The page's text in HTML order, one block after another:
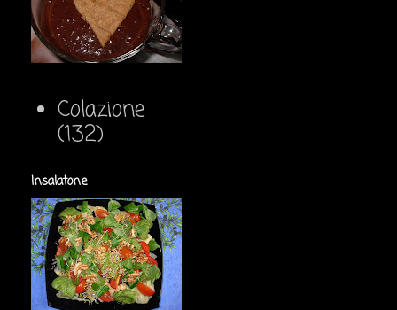
Colazione
(132)
Insalatone